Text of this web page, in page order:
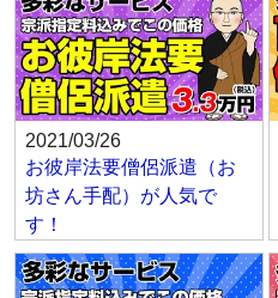
2021/03/26
お彼岸法要僧侶派遣（お
坊さん手配）が人気で
す！